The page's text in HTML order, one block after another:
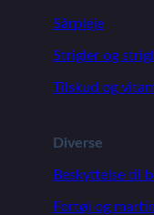
Sårpleje
Strigler og
Tilskud og
Diverse
Beskyttelse til
Fortøj og